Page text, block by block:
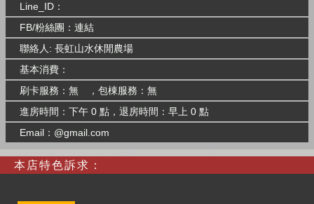
Line_ID：
FB/粉絲團： 連結
聯絡人: 長虹山水休閒農場
基本消費：
刷卡服務：無 ，包棟服務：無
進房時間：下午 0 點，退房時間：早上 0 點
Email：@gmail.com
本店特色訴求：